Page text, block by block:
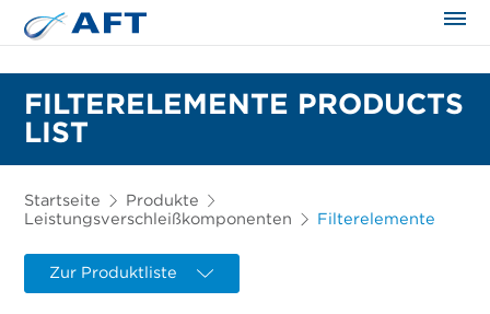
FILTERELEMENTE PRODUCTS
LIST
Startseite
Produkte
Leistungsverschleißkomponenten
Filterelemente
Zur Produktliste